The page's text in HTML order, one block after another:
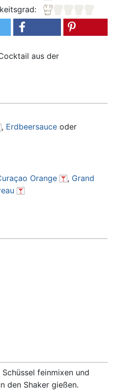
aus der
, Erdbeersauceoder
Orange , Grand
feinmixen und
den Shaker gießen.